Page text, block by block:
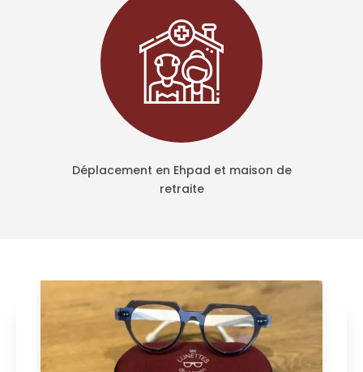
Déplacement en Ehpad et maison de
retraite